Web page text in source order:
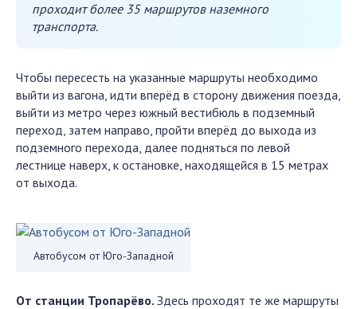
проходит более 35 маршрутов наземного
транспорта.
Чтобы пересесть на указанные маршруты необходимо
выйти из вагона, идти вперёд в сторону движения поезда,
выйти из метро через южный вестибюль в подземный
переход, затем направо, пройти вперёд до выхода из
подземного перехода, далее подняться по левой
лестнице наверх, к остановке, находящейся в 15 метрах
от выхода.
Автобусом от Юго-Западной
От станции Тропарёво. Здесь проходят те же маршруты